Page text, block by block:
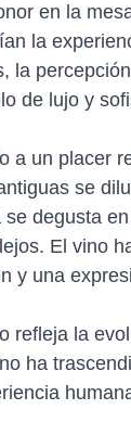
en la
la
la
de lujo y
a un placer
se
degusta
El vino
y una
refleja la
ha